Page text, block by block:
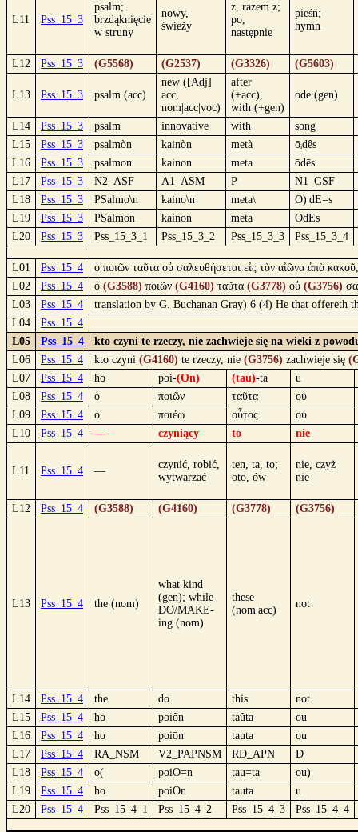
L11 Pss_15_3
psalm;
brzdąknięcie
w struny
nowy,
świeży
z, razem z;
po,
następnie
pieśń;
hymn
L12 Pss_15_3 (G5568) (G2537) (G3326) (G5603)
L13 Pss_15_3 psalm (acc)
new ([Adj]
acc,
nom|acc|voc)
after
(+acc),
with (+gen)
ode (gen)
L14 Pss_15_3 psalm innovative with
song
L15
Pss_15_3 psalmòn kainòn metà
ōᵢdês
L16
Pss_15_3 psalmon kainon meta
ōdēs
L17
Pss_15_3 N2_ASF A1_ASM P
N1_GSF
L18
Pss_15_3 PSalmo\n kaino\n meta\
O)|dE=s
L19
Pss_15_3 PSalmon kainon meta
OdEs
L20
Pss_15_3 Pss_15_3_1 Pss_15_3_2 Pss_15_3_3 Pss_15_3_4
L01 Pss_15_4
ὁ ποιῶν ταῦτα οὐ σαλευθήσεται εἰς τὸν αἰῶνα ἀπὸ
L02
Pss_15_4 ὁ (G3588) ποιῶν (G4160) ταῦτα (G3778) οὐ (G3756)
L03
Pss_15_4
translation by G. Buchanan Gray) 6 (4) He that offereth
L04
Pss_15_4
L05
Pss_15_4
kto czyni te rzeczy, nie zachwieje się na wieki z
L06
Pss_15_4 kto czyni (G4160) te rzeczy, nie (G3756) zachwieje się
L07
Pss_15_4 ho poi-(On) (tau)-ta
u
L08
Pss_15_4 ὁ ποιῶν ταῦτα
οὐ
L09
Pss_15_4 ὁ ποιέω οὗτος
οὐ
L10
Pss_15_4 — czyniący to nie
L11 Pss_15_4 —
czynić, robić,
wytwarzać
ten, ta, to;
oto, ów
nie, czyż
nie
L12 Pss_15_4 (G3588) (G4160) (G3778) (G3756)
L13 Pss_15_4 the (nom)
what kind
(gen); while
DO/MAKE-
ing (nom)
these
(nom|acc)
not
L14 Pss_15_4 the do this
not
L15
Pss_15_4 ho poiôn taûta
ou
L16
Pss_15_4 ho poiōn tauta
ou
L17
Pss_15_4 RA_NSM V2_PAPNSM RD_APN
D
L18
Pss_15_4 o( poiO=n tau=ta
ou)
L19
Pss_15_4 ho poiOn tauta
u
L20
Pss_15_4 Pss_15_4_1 Pss_15_4_2 Pss_15_4_3 Pss_15_4_4